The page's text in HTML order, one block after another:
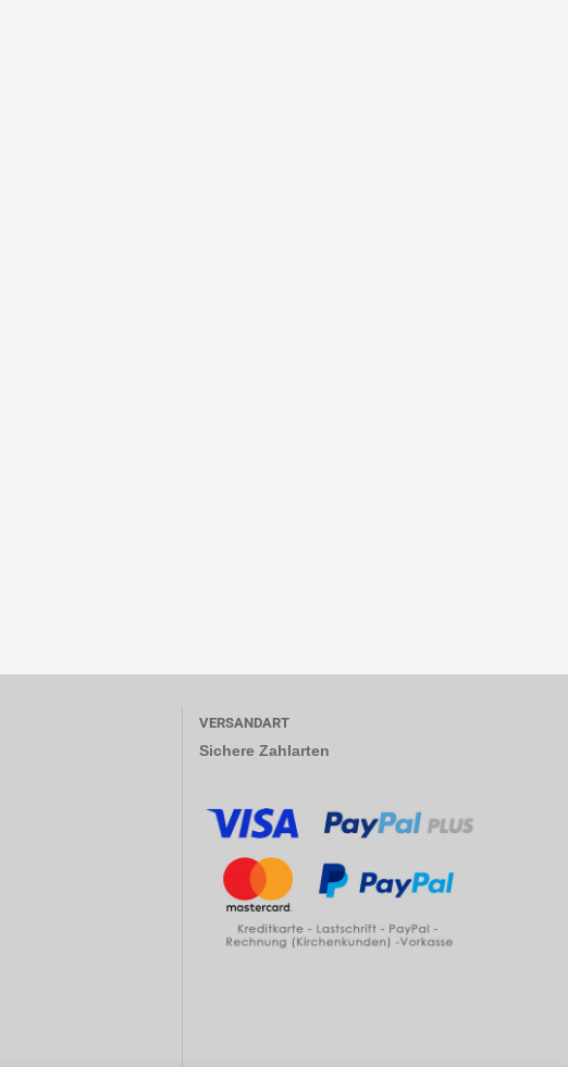
VERSANDART
Sichere Zahlarten